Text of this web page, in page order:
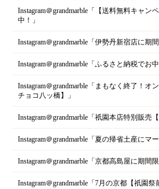
Instagram＠grandmarble「【送料無料キャン
中！」
Instagram＠grandmarble「伊勢丹新宿店に期
Instagram＠grandmarble「ふるさと納税でお
Instagram＠grandmarble「まもなく終了！オ
チョコ八ッ橋】」
Instagram＠grandmarble「祇園本店特別販売
Instagram＠grandmarble「夏の帰省土産にマ
Instagram＠grandmarble「京都高島屋に期間
Instagram＠grandmarble「7月の京都【祇園祭